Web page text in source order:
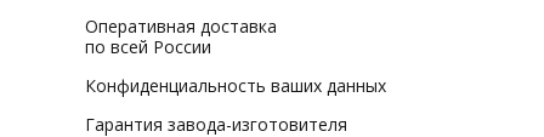
Оперативная доставка
по всей России
Конфиденциальность ваших данных
Гарантия завода-изготовителя